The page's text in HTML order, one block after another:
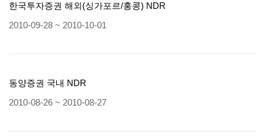
한국투자증권 해외(싱가포르/홍콩) NDR
2010-09-28 ~ 2010-10-01
동양증권 국내 NDR
2010-08-26 ~ 2010-08-27